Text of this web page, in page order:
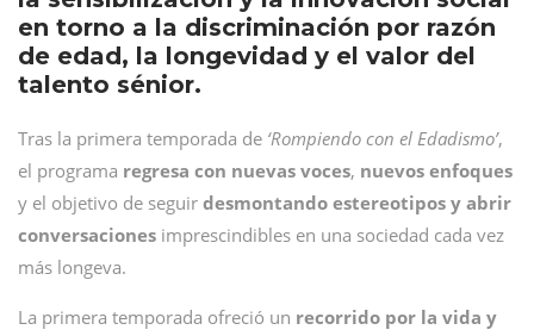
en torno a la discriminación por razón
de edad, la longevidad y el valor del
talento sénior.
Tras la primera temporada de ‘Rompiendo con el Edadismo’,
el programa regresa con nuevas voces, nuevos enfoques
y el objetivo de seguir desmontando estereotipos y abrir
conversaciones imprescindibles en una sociedad cada vez
más longeva.
La primera temporada ofreció un recorrido por la vida y